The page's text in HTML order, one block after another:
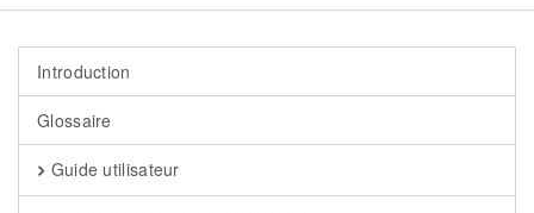
Introduction
Glossaire
Guide utilisateur